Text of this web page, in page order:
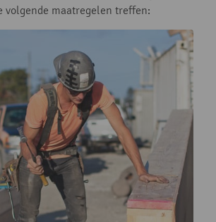
volgende maatregelen treffen: